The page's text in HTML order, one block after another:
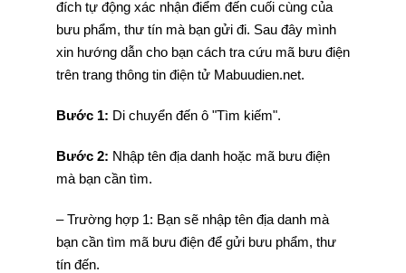
đích tự động xác nhận điểm đến cuối cùng của
bưu phẩm, thư tín mà bạn gửi đi. Sau đây mình
xin hướng dẫn cho bạn cách tra cứu mã bưu điện
trên trang thông tin điện tử Mabuudien.net.
Bước 1: Di chuyển đến ô "Tìm kiếm".
Bước 2: Nhập tên địa danh hoặc mã bưu điện
mà bạn cần tìm.
– Trường hợp 1: Bạn sẽ nhập tên địa danh mà
bạn cần tìm mã bưu điện để gửi bưu phẩm, thư
tín đến.